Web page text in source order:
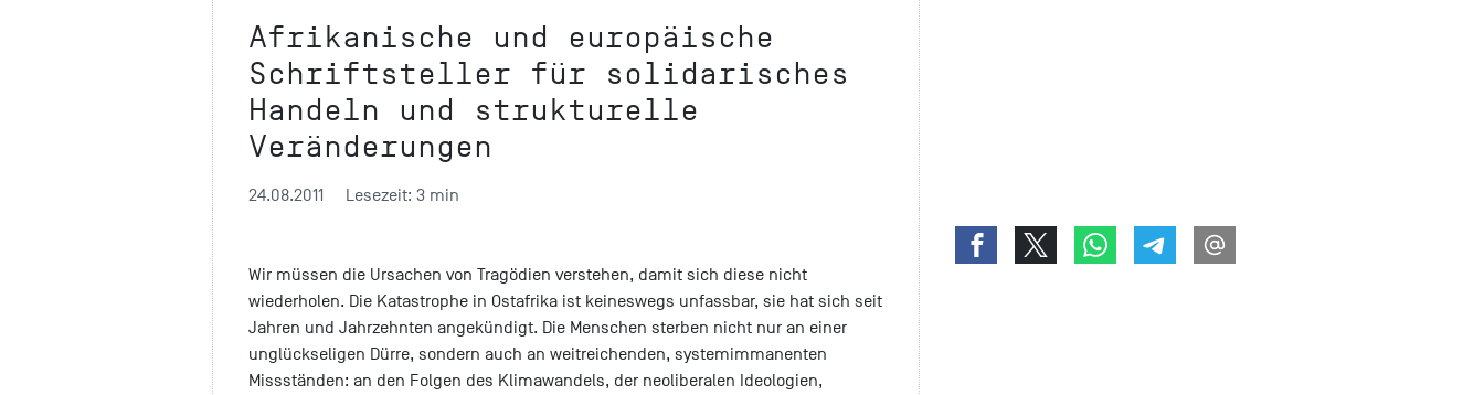
Afrikanische und europäische
Schriftsteller für solidarisches
Handeln und strukturelle
Veränderungen
24.08.2011 Lesezeit: 3 min
Wir müssen die Ursachen von Tragödien verstehen, damit sich diese nicht
wiederholen. Die Katastrophe in Ostafrika ist keineswegs unfassbar, sie hat sich seit
Jahren und Jahrzehnten angekündigt. Die Menschen sterben nicht nur an einer
unglückseligen Dürre, sondern auch an weitreichenden, systemimmanenten
Missständen: an den Folgen des Klimawandels, der neoliberalen Ideologien,